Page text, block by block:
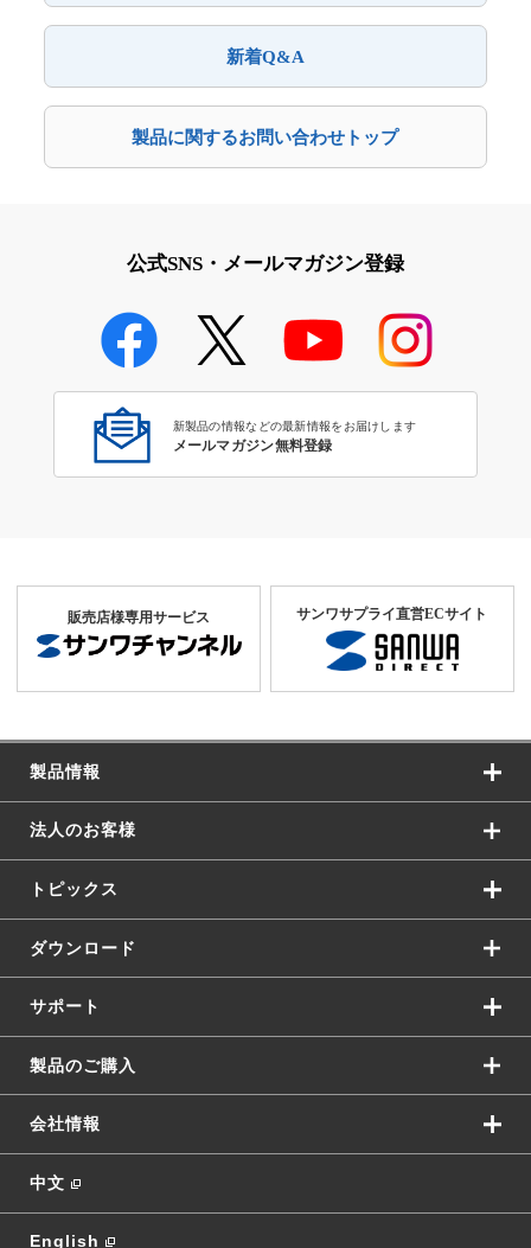
新着Q&A
製品に関するお問い合わせトップ
公式SNS・メールマガジン登録
新製品の情報などの最新情報をお届けします
メールマガジン無料登録
販売店様専用サービス サンワサプライ直営ECサイト
製品情報
法人のお客様
トピックス
ダウンロード
サポート
製品のご購入
会社情報
中文
English